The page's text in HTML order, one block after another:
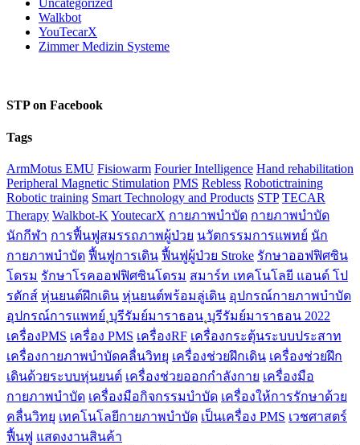
Uncategorized
Walkbot
YouTecarX
Zimmer Medizin Systeme
STP on Facebook
Tags
ArmMotus EMU Fisiowarm Fourier Intelligence Hand rehabilitation
Peripheral Magnetic Stimulation PMS Rebless Robotictraining
Robotic training Smart Technology and Products STP TECAR
Therapy Walkbot-K YoutecarX กายภาพบำบัด กายภาพบำบัด
นักกีฬา การฟื้นฟูสมรรถภาพผู้ป่วย นวัตกรรมการแพทย์ นัก
กายภาพบำบัด ฟื้นฟูการเดิน ฟื้นฟูผู้ป่วย Stroke รักษาออฟฟิศซิน
โดรม รักษาโรคออฟฟิศซินโดรม สมาร์ท เทคโนโลยี แอนด์ โป
รดักส์ หุ่นยนต์ฝึกเดิน หุ่นยนต์พร้อมลู่เดิน อุปกรณ์กายภาพบำบัด
อุปกรณ์การแพทย์ ุบุรีรัมย์มาราธอน ุบุรีรัมย์มาราธอน 2022
เครื่องPMS เครื่อง PMS เครื่องRF เครื่องกระตุ้นระบบประสาท
เครื่องกายภาพบำบัดคลื่นวิทยุ เครื่องช่วยฝึกเดิน เครื่องช่วยฝึก
เดินด้วยระบบหุ่นยนต์ เครื่องช่วยออกกำลังกาย เครื่องมือ
กายภาพบำบัด เครื่องมือกิจกรรมบำบัด เครื่องให้การรักษาด้วย
คลื่นวิทยุ เทคโนโลยีกายภาพบำบัด เป็นเครื่อง PMS เวชศาสตร์
ฟื้นฟู แสดงงานสินค้า